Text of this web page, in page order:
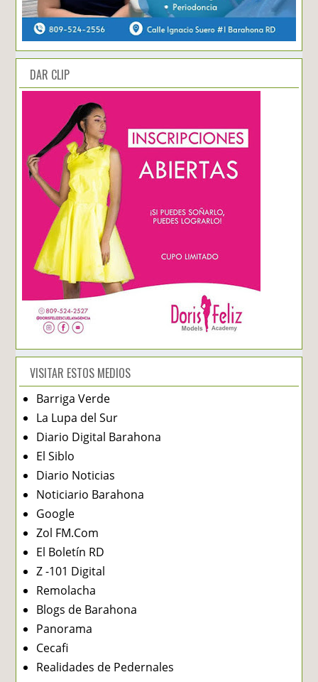
DAR CLIP
VISITAR ESTOS MEDIOS
Barriga Verde
La Lupa del Sur
Diario Digital Barahona
El Siblo
Diario Noticias
Noticiario Barahona
Google
Zol FM.Com
El Boletín RD
Z -101 Digital
Remolacha
Blogs de Barahona
Panorama
Cecafi
Realidades de Pedernales